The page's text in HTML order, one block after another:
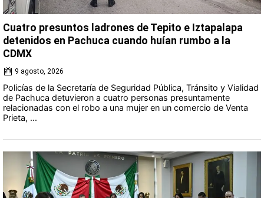
Cuatro presuntos ladrones de Tepito e Iztapalapa
detenidos en Pachuca cuando huían rumbo a la
CDMX
9 agosto, 2026
Policías de la Secretaría de Seguridad Pública, Tránsito y Vialidad
de Pachuca detuvieron a cuatro personas presuntamente
relacionadas con el robo a una mujer en un comercio de Venta
Prieta, ...